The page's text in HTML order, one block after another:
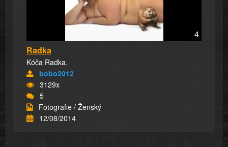
4
Radka
Kóča Radka.
bobo2012
3129x
5
Fotografie / Ženský
12/08/2014